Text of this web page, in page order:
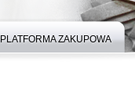
PLATFORMA ZAKUPOWA